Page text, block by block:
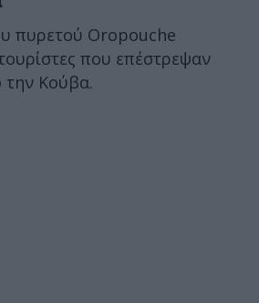
πυρετού Oropouche
που επέστρεψαν
Κούβα.